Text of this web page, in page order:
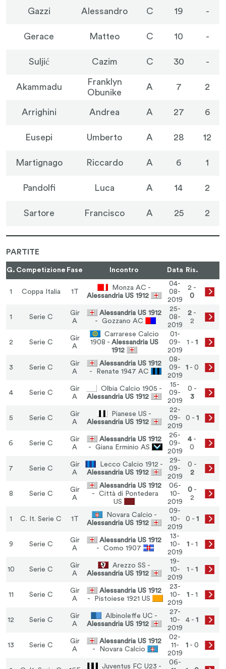
Gazzi Alessandro C 19 -
Gerace Matteo C 10 -
Suljić Cazim C 30 -
Akammadu
Franklyn
Obunike
A 7 2
Arrighini Andrea A 27 6
Eusepi Umberto A 28 12
Martignago Riccardo A 6 1
Pandolfi Luca A 14 2
Sartore Francisco A 25 2
PARTITE
G. Competizione Fase Incontro Data Ris.
1 Coppa Italia 1T
Monza AC -
Alessandria US 1912
04-
08-
2019
2 -
0
1 Serie C
Gir
A
Alessandria US 1912
- Gozzano AC
25-
08-
2019
2 -
2
2 Serie C
Gir
A
Carrarese Calcio
1908 - Alessandria US
1912
01-
09-
2019
1 - 1
3 Serie C
Gir
A
Alessandria US 1912
- Renate 1947 AC
08-
09-
2019
1 - 0
4 Serie C
Gir
A
Olbia Calcio 1905 -
Alessandria US 1912
15-
09-
2019
0 -
3
5 Serie C
Gir
A
Pianese US -
Alessandria US 1912
22-
09-
2019
0 - 1
6 Serie C
Gir
A
Alessandria US 1912
- Giana Erminio AS
26-
09-
2019
4-
0
7 Serie C
Gir
A
Lecco Calcio 1912 -
Alessandria US 1912
29-
09-
2019
0 -
2
8 Serie C
Gir
A
Alessandria US 1912
- Città di Pontedera
US
06-
10-
2019
0-
2
1 C. It. Serie C 1T
Novara Calcio -
Alessandria US 1912
09-
10-
2019
0 - 1
9 Serie C
Gir
A
Alessandria US 1912
- Como 1907
13-
10-
2019
1 - 1
10 Serie C
Gir
A
Arezzo SS -
Alessandria US 1912
19-
10-
2019
1 - 1
11 Serie C
Gir
A
Alessandria US 1912
- Pistoiese 1921 US
23-
10-
2019
1 - 1
12 Serie C
Gir
A
Albinoleffe UC -
Alessandria US 1912
27-
10-
2019
4 -1
13 Serie C
Gir
A
Alessandria US 1912
- Novara Calcio
02-
11-
2019
1 - 0
Juventus FC U23 -
06-